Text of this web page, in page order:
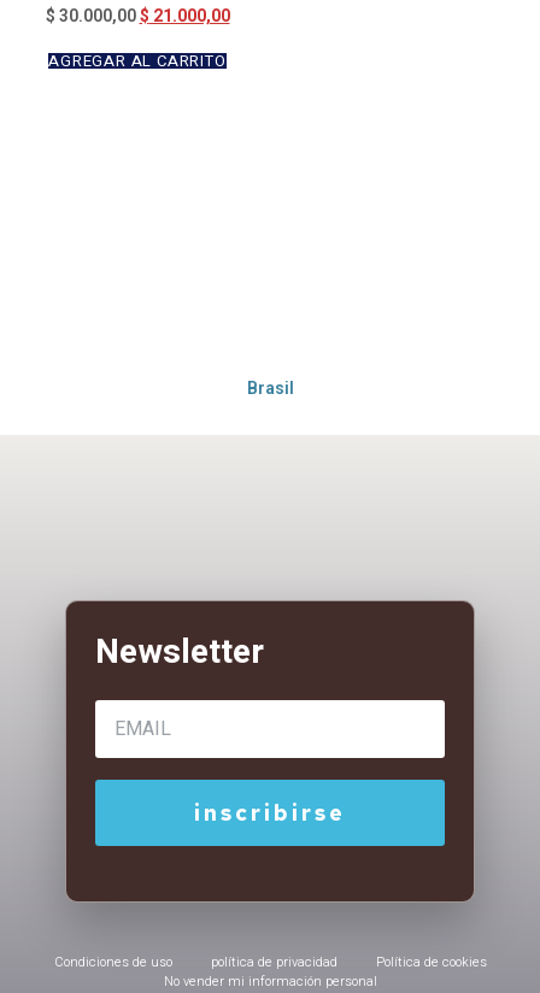
Valorado en
5.00
$ 30.000,00 $ 21.000,00
AGREGAR AL CARRITO
Brasil
Condiciones de uso política de privacidad
Política de cookies
No vender mi información personal